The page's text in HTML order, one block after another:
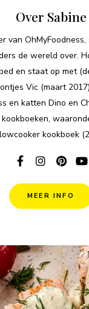
Over Sabine
van
de wereld over.
en staat op met
Vic (maart
en katten Dino en
kookboek
MEER INFO